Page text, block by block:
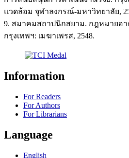
แวดล้อม จุฬาลงกรณ์-มหาวิทยาลัย,
9. สมาคมสถาปนิกสยาม. กฎหมายอา
กรุงเทพฯ: เมฆาเพรส, 2548.
Information
For Readers
For Authors
For Librarians
Language
English